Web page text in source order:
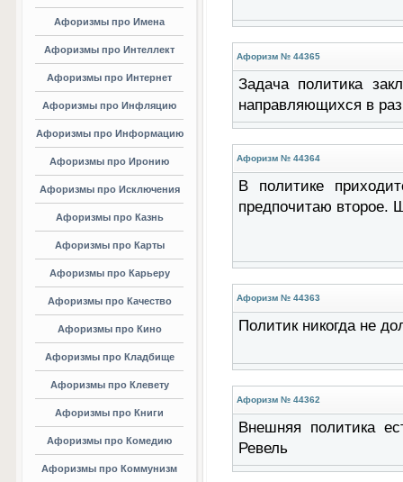
Афоризмы про Имена
Афоризмы про Интеллект
Афоризмы про Интернет
Афоризмы про Инфляцию
Афоризмы про Информацию
Афоризмы про Иронию
Афоризмы про Исключения
Афоризмы про Казнь
Афоризмы про Карты
Афоризмы про Карьеру
Афоризмы про Качество
Афоризмы про Кино
Афоризмы про Кладбище
Афоризмы про Клевету
Афоризмы про Книги
Афоризмы про Комедию
Афоризмы про Коммунизм
Афоризм № 44365
Задача политика
направляющихся в
Афоризм № 44364
В политике
предпочитаю второе.
Афоризм № 44363
Политик никогда не
Афоризм № 44362
Внешняя политика
Ревель